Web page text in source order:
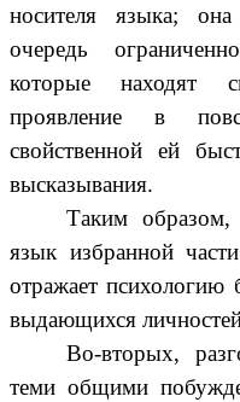
носителя языка; она
очередь
которые находят
проявление в
свойственной ей
высказывания.
Таким образом,
язык избранной
отражает психологию
выдающихся
Во-вторых,
теми общими